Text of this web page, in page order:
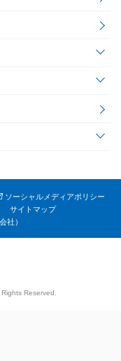
ソーシャルメディアポリシー
サイトマップ
社）
Reserved.